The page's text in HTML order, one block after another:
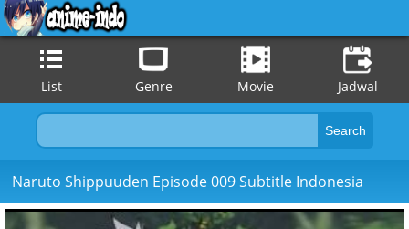
List Genre Movie Jadwal
Naruto Shippuuden Episode 009 Subtitle Indonesia